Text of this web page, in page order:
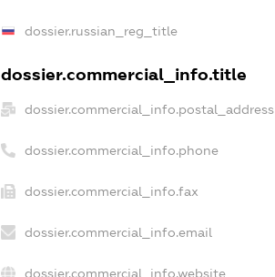
dossier.russian_reg_title
dossier.commercial_info.title
dossier.commercial_info.postal_address
dossier.commercial_info.phone
dossier.commercial_info.fax
dossier.commercial_info.email
dossier.commercial_info.website